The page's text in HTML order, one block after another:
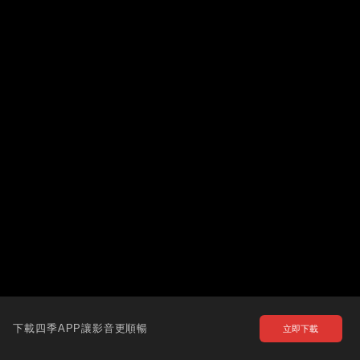
下載四季APP讓影音更順暢 立即下載